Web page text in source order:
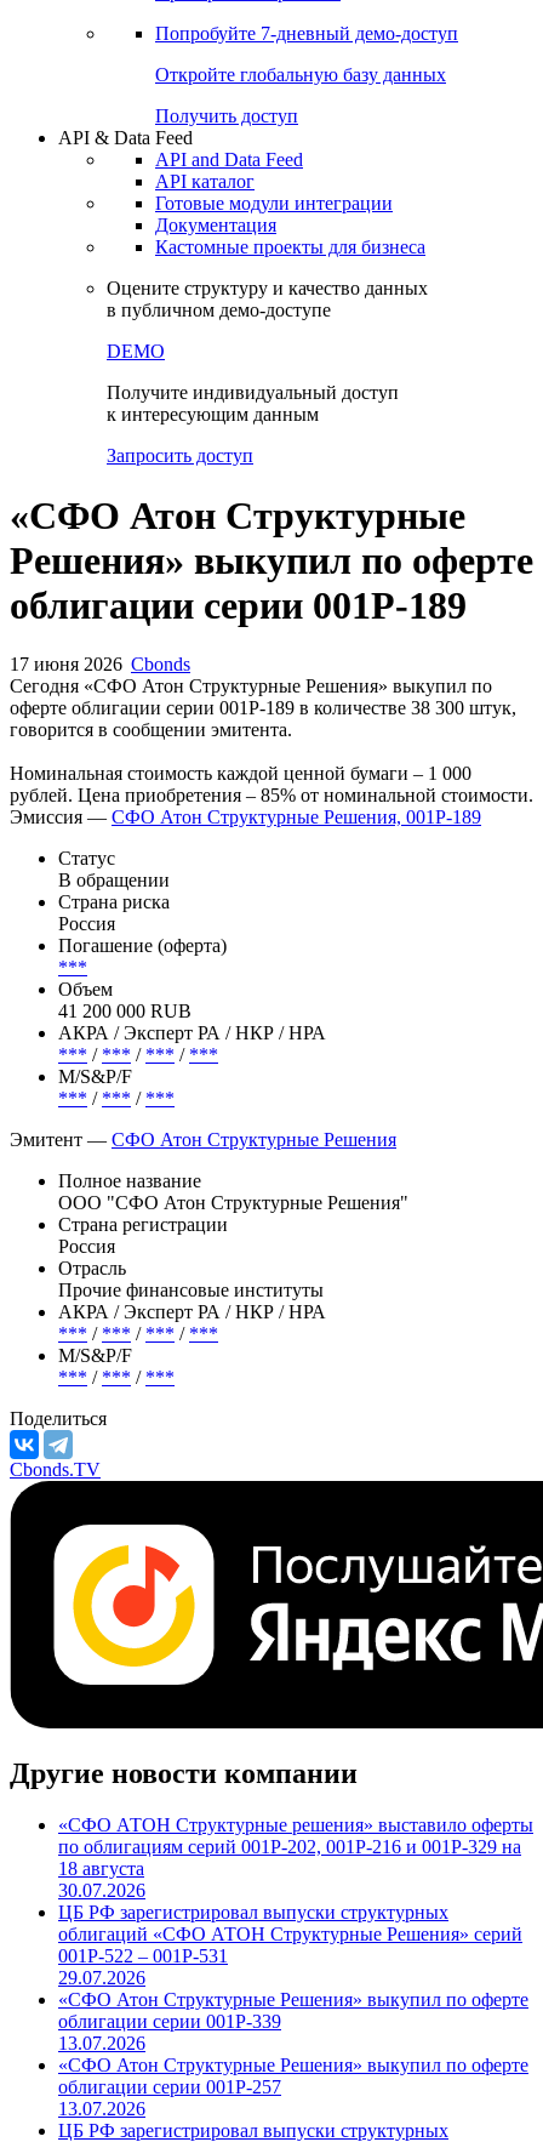
Чат
Проверка контрагента
Попробуйте7-дневный
Откройте глобальную базу данных
Получить доступ
API & Data Feed
API and Data Feed
Готовые модули интеграции
Документация
в публичном демо-доступе
«СФО Атон Структурные
облигации серии 001Р-189
Сегодня «СФО Атон Структурные Решения» выкупил по
оферте облигации серии 001Р-189 в количестве 38 300 штук,
говорится в сообщении эмитента.
Номинальная стоимость каждой ценной бумаги – 1 000
рублей. Цена приобретения – 85% от номинальной стоимости.
Эмиссия —СФО Атон Структурные Решения, 001Р-189
Статус
В обращении
Страна риска
Россия
Погашение (оферта)
***
Объем
41 200 000 RUB
*** /***/***/***
***/***/***
Эмитент —СФО Атон Структурные Решения
Полное название
ООО "СФО Атон Структурные Решения"
Страна регистрации
Россия
Отрасль
Прочие финансовые институты
***/***
М/S&P/F
***/
Поделиться
Cbonds.TV
Другие новости компании
«СФО АТОН Структурные решения» выставило оферты
по облигациям серий 001Р-202, 001Р-216 и 001Р-329 на
18 августа
30.07.2026
ЦБ РФ зарегистрировал выпуски структурных
облигаций «СФО АТОН Структурные Решения» серий
001P-522 – 001P-531
29.07.2026
«СФО Атон Структурные Решения» выкупил по оферте
облигации серии 001Р-339
13.07.2026